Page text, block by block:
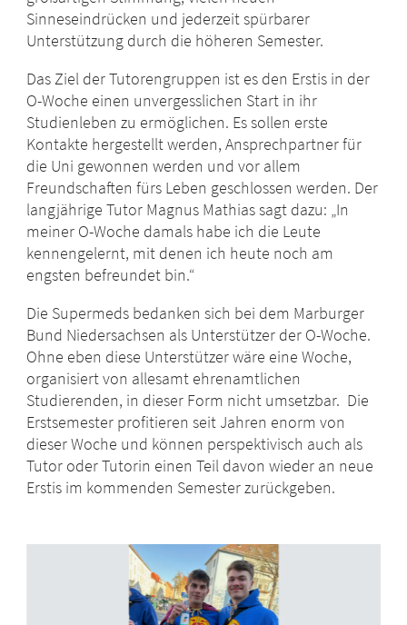
Sinneseindrücken und jederzeit spürbarer
Unterstützung durch die höheren Semester.
Das Ziel der Tutorengruppen ist es den Erstis in der
O-Woche einen unvergesslichen Start in ihr
Studienleben zu ermöglichen. Es sollen erste
Kontakte hergestellt werden, Ansprechpartner für
die Uni gewonnen werden und vor allem
Freundschaften fürs Leben geschlossen werden. Der
langjährige Tutor Magnus Mathias sagt dazu: „In
meiner O-Woche damals habe ich die Leute
kennengelernt, mit denen ich heute noch am
engsten befreundet bin.“
Die Supermeds bedanken sich bei dem Marburger
Bund Niedersachsen als Unterstützer der O-Woche.
Ohne eben diese Unterstützer wäre eine Woche,
organisiert von allesamt ehrenamtlichen
Studierenden, in dieser Form nicht umsetzbar. Die
Erstsemester profitieren seit Jahren enorm von
dieser Woche und können perspektivisch auch als
Tutor oder Tutorin einen Teil davon wieder an neue
Erstis im kommenden Semester zurückgeben.